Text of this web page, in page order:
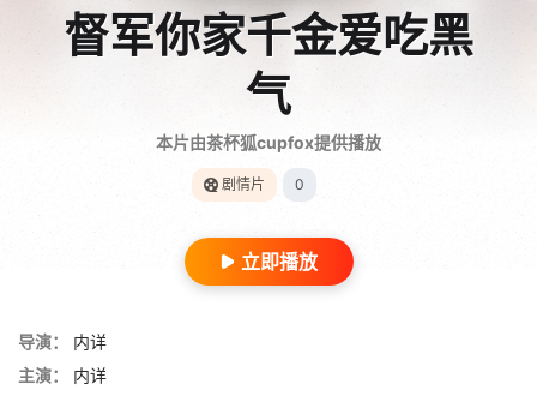
督军你家千金爱吃黑
气
本片由茶杯狐cupfox提供播放
剧情片 0
立即播放
导演：
内详
主演：
内详